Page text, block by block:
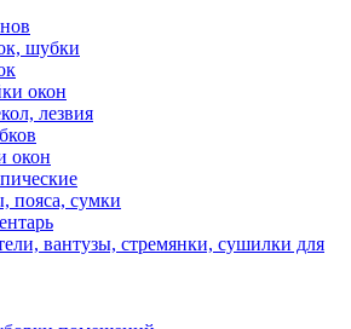
шубки
окон
лезвия
окон
пояса, сумки
вантузы, стремянки, сушилки для